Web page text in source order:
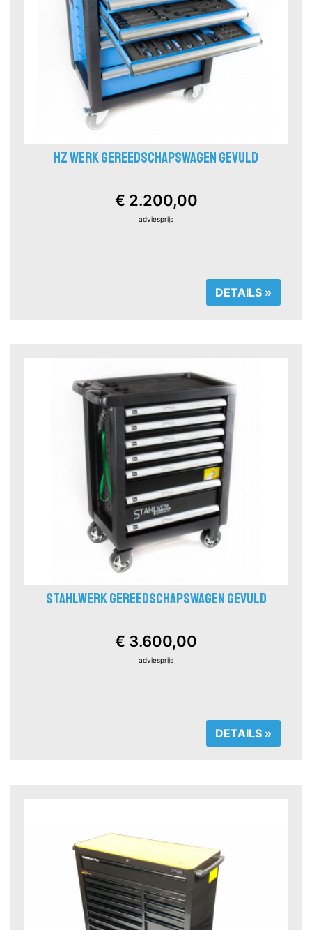
HZ WERK GEREEDSCHAPSWAGEN GEVULD
€ 2.200,00
adviesprijs
DETAILS »
STAHLWERK GEREEDSCHAPSWAGEN GEVULD
€ 3.600,00
adviesprijs
DETAILS »